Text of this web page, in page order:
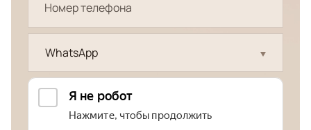
WhatsApp